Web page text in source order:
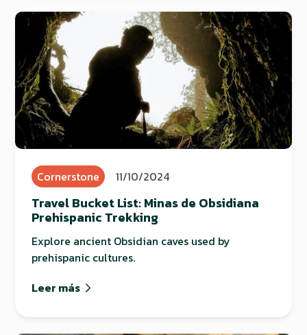
Cornerstone 11/10/2024
Travel Bucket List: Minas de Obsidiana
Prehispanic Trekking
Explore ancient Obsidian caves used by
prehispanic cultures.
Leer más